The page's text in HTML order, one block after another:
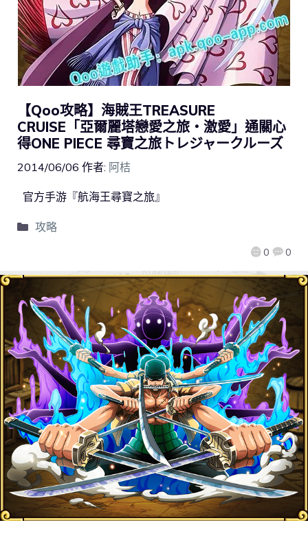
【Qoo攻略】海賊王TREASURE
CRUISE「亞爾麗塔戀愛之旅‧激愛」通關心
得ONE PIECE 尋寶之旅トレジャークルーズ
2014/06/06 作者: 阿桔
0 0
官方手游『航海王尋寶之旅』
攻略